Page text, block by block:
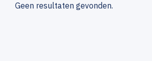
Geen resultaten gevonden.